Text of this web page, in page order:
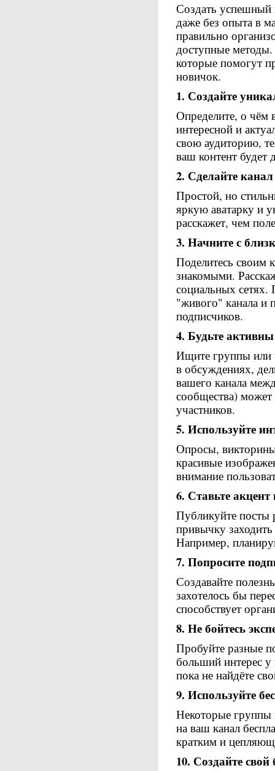
Создать успешный
даже без опыта в
правильно
доступные
которые помогут
новичок.
1. Создайте
Определите, о чём
интересной и
свою аудиторию,
ваш контент будет
2. Сделайте
Простой, но
яркую аватарку и
расскажет, чем
3. Начните с
Поделитесь своим
знакомыми.
социальных сетях.
"живого" канала и
подписчиков.
4. Будьте
Ищите группы или
в обсуждениях,
вашего канала
сообщества) может
участников.
5. Используйте
Опросы,
красивые
внимание
6. Ставьте
Публикуйте посты
привычку
Например,
7. Попросите
Создавайте
захотелось бы
способствует
8. Не бойтесь
Пробуйте разные
больший интерес у
пока не найдёте
9. Используйте
Некоторые группы
на ваш канал
кратким и
10. Создайте свой